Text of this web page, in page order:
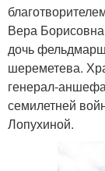
Вера
дочь
шереметева.
генерал-
семилетней
Лопухиной.